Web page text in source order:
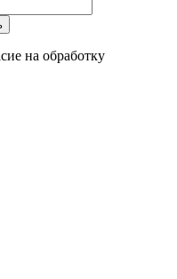
на обработку